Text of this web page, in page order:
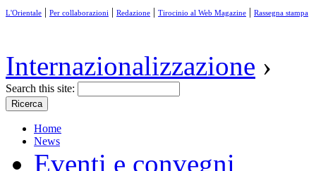
L'Orientale | Per collaborazioni | Redazione | Tirocinio al Web Magazine | Rassegna stampa
Internazionalizzazione ›
Search this site:
Home
News
Eventi e convegni